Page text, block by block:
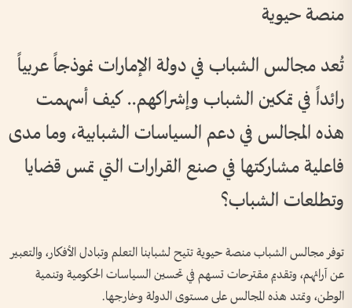
منصة حيوية
تُعد مجالس الشباب في دولة الإمارات نموذجاً عربياً
رائداً في تمكين الشباب وإشراكهم.. كيف أسهمت
هذه المجالس في دعم السياسات الشبابية، وما مدى
فاعلية مشاركتها في صنع القرارات التي تمس قضايا
وتطلعات الشباب؟
توفر مجالس الشباب منصة حيوية تتيح لشبابنا التعلم وتبادل الأفكار، والتعبير
عن آرائهم، وتقديم مقترحات تسهم في تحسين السياسات الحكومية وتنمية
الوطن، وتمتد هذه المجالس على مستوى الدولة وخارجها.